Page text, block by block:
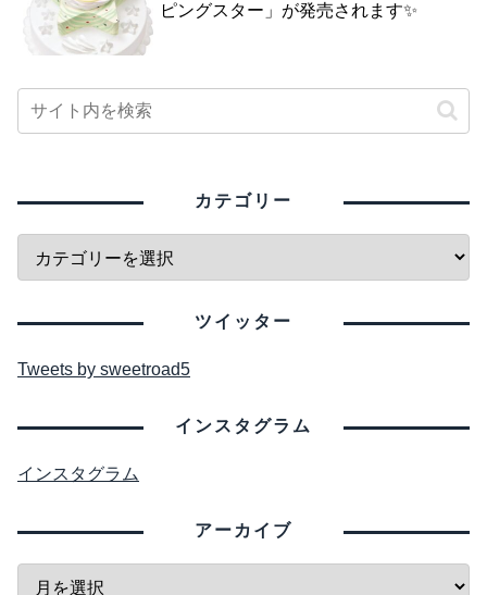
ピングスター」が発売されます✨
カテゴリー
ツイッター
Tweets by sweetroad5
インスタグラム
インスタグラム
アーカイブ